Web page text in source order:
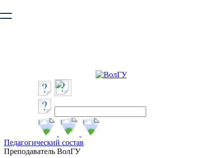
безопасную работу с сайтом. Пожалуйста
Педагогический состав
Преподаватель ВолГУ